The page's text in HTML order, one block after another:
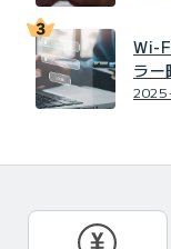
Wi-
ラー